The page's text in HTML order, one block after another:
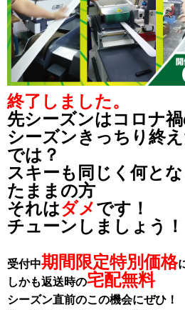
終了しました。
先シーズンはコロナ
シーズンきっちり終
では？
スキーも同じく何と
たままの方
それはダメです！
チューンしましょう！
受付中期間限定特別価格
しかも返送時の宅配無料
シーズン直前のこの機会にぜひ！